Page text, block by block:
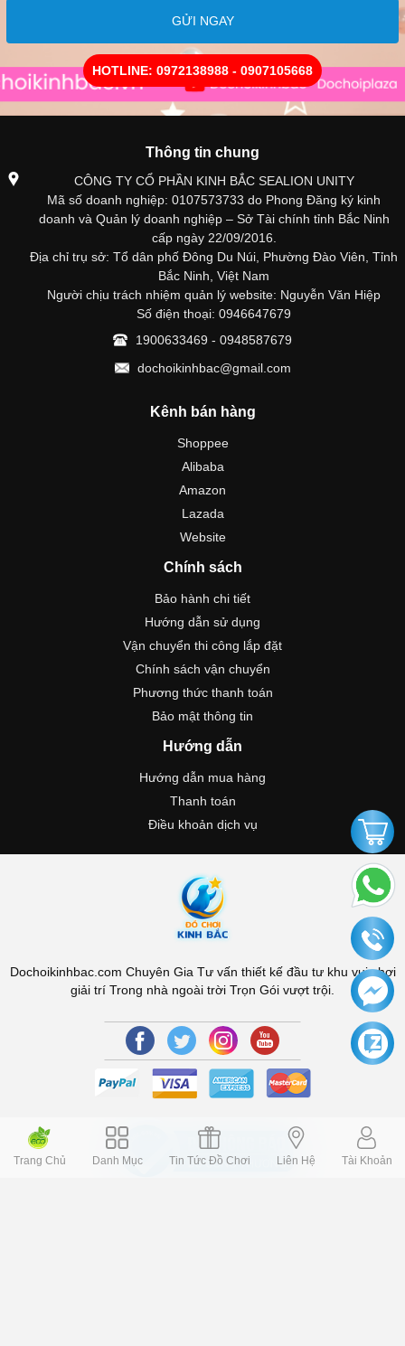
GỬI NGAY
HOTLINE: 0972138988 - 0907105668
Thông tin chung
CÔNG TY CỔ PHẦN KINH BẮC SEALION UNITY
Mã số doanh nghiệp: 0107573733 do Phong Đăng ký kinh
doanh và Quản lý doanh nghiệp – Sở Tài chính tỉnh Bắc Ninh
cấp ngày 22/09/2016.
Địa chỉ trụ sở: Tổ dân phố Đông Du Núi, Phường Đào Viên, Tỉnh
Bắc Ninh, Việt Nam
Người chịu trách nhiệm quản lý website: Nguyễn Văn Hiệp
Số điện thoại: 0946647679
1900633469 - 0948587679
dochoikinhbac@gmail.com
Kênh bán hàng
Shoppee
Alibaba
Amazon
Lazada
Website
Chính sách
Bảo hành chi tiết
Hướng dẫn sử dụng
Vận chuyển thi công lắp đặt
Chính sách vận chuyển
Phương thức thanh toán
Bảo mật thông tin
Hướng dẫn
Hướng dẫn mua hàng
Thanh toán
Điều khoản dịch vụ
Dochoikinhbac.com Chuyên Gia Tư vấn thiết kế đầu tư khu vui chơi
giải trí Trong nhà ngoài trời Trọn Gói vượt trội.
Trang Chủ Danh Mục Tin Tức Đồ Chơi Liên Hệ Tài Khoản